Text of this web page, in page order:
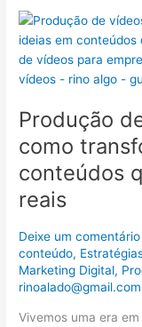
Produção
como
conteúdos
reais
Deixe um comentário
conteúdo,
Marketing Digital,
rinoalado@gmail.com
Vivemos uma era
Produção
de
vídeos
para
como
transformar
ideias
em
conteúdos
geram
resultados
reais